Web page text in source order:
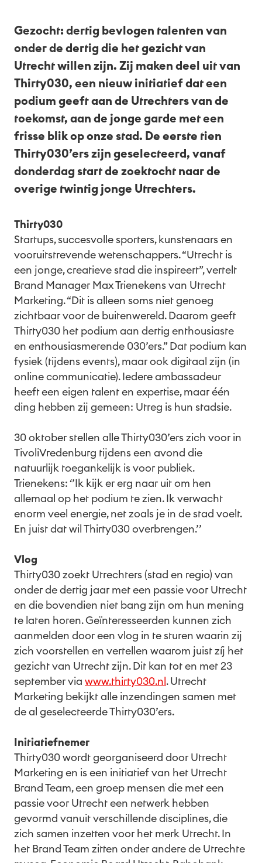
Gezocht: dertig bevlogen talenten van
onder de dertig die het gezicht van
Utrecht willen zijn. Zij maken deel uit van
Thirty030, een nieuw initiatief dat een
podium geeft aan de Utrechters van de
toekomst, aan de jonge garde met een
frisse blik op onze stad. De eerste tien
Thirty030’ers zijn geselecteerd, vanaf
donderdag start de zoektocht naar de
overige twintig jonge Utrechters.
Thirty030
Startups, succesvolle sporters, kunstenaars en
vooruitstrevende wetenschappers. “Utrecht is
een jonge, creatieve stad die inspireert”, vertelt
Brand Manager Max Trienekens van Utrecht
Marketing. “Dit is alleen soms niet genoeg
zichtbaar voor de buitenwereld. Daarom geeft
Thirty030 het podium aan dertig enthousiaste
en enthousiasmerende 030’ers.” Dat podium kan
fysiek (tijdens events), maar ook digitaal zijn (in
online communicatie). Iedere ambassadeur
heeft een eigen talent en expertise, maar één
ding hebben zij gemeen: Utreg is hun stadsie.
30 oktober stellen alle Thirty030’ers zich voor in
TivoliVredenburg tijdens een avond die
natuurlijk toegankelijk is voor publiek.
Trienekens: ‘’Ik kijk er erg naar uit om hen
allemaal op het podium te zien. Ik verwacht
enorm veel energie, net zoals je in de stad voelt.
En juist dat wil Thirty030 overbrengen.’’
Vlog
Thirty030 zoekt Utrechters (stad en regio) van
onder de dertig jaar met een passie voor Utrecht
en die bovendien niet bang zijn om hun mening
te laten horen. Geïnteresseerden kunnen zich
aanmelden door een vlog in te sturen waarin zij
zich voorstellen en vertellen waarom juist zíj het
gezicht van Utrecht zijn. Dit kan tot en met 23
september via www.thirty030.nl . Utrecht
Marketing bekijkt alle inzendingen samen met
de al geselecteerde Thirty030’ers.
Initiatiefnemer
Thirty030 wordt georganiseerd door Utrecht
Marketing en is een initiatief van het Utrecht
Brand Team, een groep mensen die met een
passie voor Utrecht een netwerk hebben
gevormd vanuit verschillende disciplines, die
zich samen inzetten voor het merk Utrecht. In
het Brand Team zitten onder andere de Utrechte